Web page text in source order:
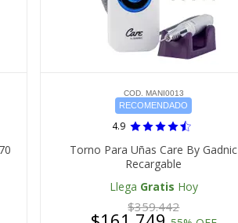
COD. MANI0013
RECOMENDADO
4.9
Torno Para Uñas Care By Gadnic
Recargable
Llega Gratis Hoy
$359.442